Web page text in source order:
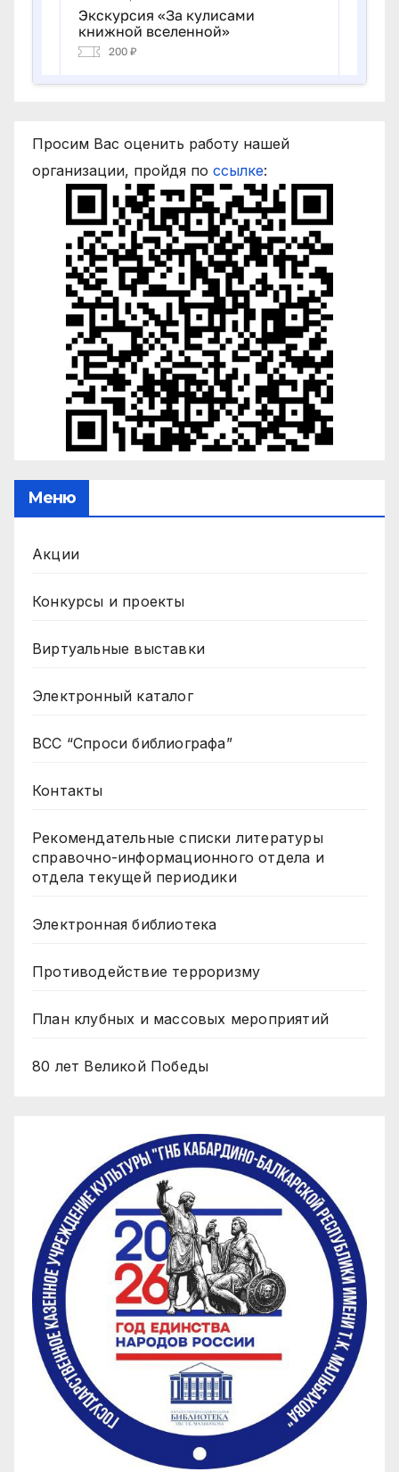
Просим Вас оценить работу нашей
организации, пройдя по ссылке:
Меню
Акции
Конкурсы и проекты
Виртуальные выставки
Электронный каталог
ВСС “Спроси библиографа”
Контакты
Рекомендательные списки литературы
справочно-информационного отдела и
отдела текущей периодики
Электронная библиотека
Противодействие терроризму
План клубных и массовых мероприятий
80 лет Великой Победы